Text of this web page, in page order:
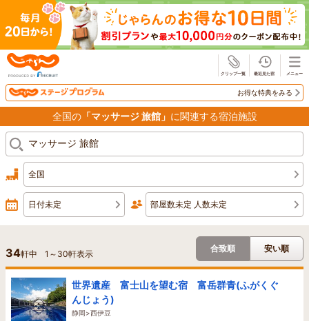
お得な特典をみる
全国の「マッサージ 旅館」 に関連する宿泊施設
全国
日付未定 部屋数未定 人数未定
34軒中 1 ～ 30軒表示
合致順 安い順
世界遺産 富士山を望む宿 富岳群青(ふがくぐ
んじょう)
静岡>西伊豆